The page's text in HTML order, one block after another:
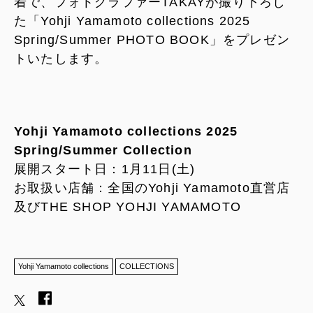
た「Yohji Yamamoto collections 2025
Spring/Summer PHOTO BOOK」をプレゼン
トいたします。
Yohji Yamamoto collections 2025
Spring/Summer Collection
展開スタート日：1月11日(土)
お取扱い店舗：全国のYohji Yamamoto直営店
及びTHE SHOP YOHJI YAMAMOTO
Yohji Yamamoto collections COLLECTIONS